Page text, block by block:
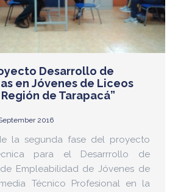
Desarrollo de
en Jóvenes de Liceos
de Tarapacá”
2016
la segunda fase del proyecto
para el Desarrrollo de
Empleabilidad de Jóvenes de
Técnico Profesional en la